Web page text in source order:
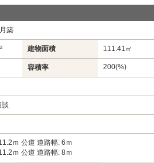
築
建物面積 111.41㎡
容積率 200(%)
談
ｍ 公道 道路幅: 6ｍ
ｍ 公道 道路幅: 8ｍ